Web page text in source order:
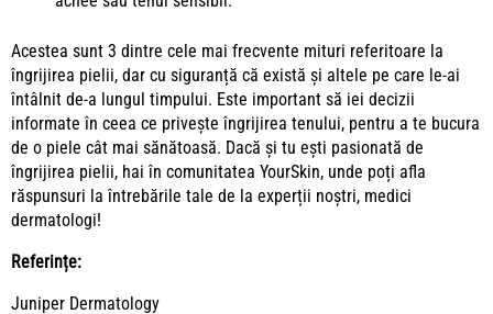
Acestea sunt 3 dintre cele mai frecvente mituri referitoare la
îngrijirea pielii, dar cu siguranță că există și altele pe care le-ai
întâlnit de-a lungul timpului. Este important să iei decizii
informate în ceea ce privește îngrijirea tenului, pentru a te bucura
de o piele cât mai sănătoasă. Dacă și tu ești pasionată de
îngrijirea pielii, hai în comunitatea YourSkin, unde poți afla
răspunsuri la întrebările tale de la experții noștri, medici
dermatologi!
Referințe:
Juniper Dermatology